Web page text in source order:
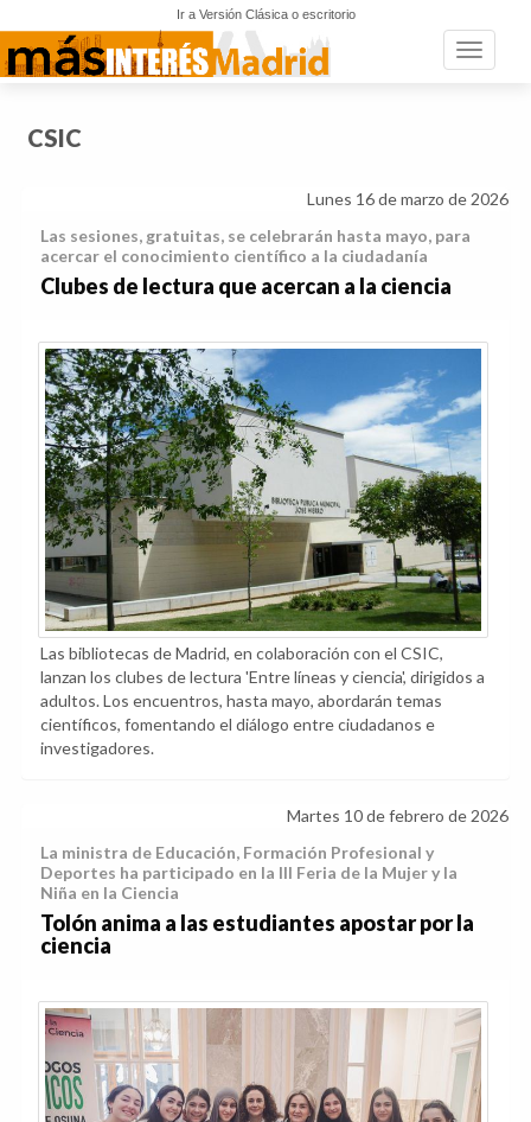
Ir a Versión Clásica o escritorio
Toggle
CSIC
Lunes 16 de marzo de 2026
Las sesiones, gratuitas, se celebrarán hasta mayo, para
acercar el conocimiento científico a la ciudadanía
Clubes de lectura que acercan a la ciencia
Las bibliotecas de Madrid, en colaboración con el CSIC,
lanzan los clubes de lectura 'Entre líneas y ciencia', dirigidos a
adultos. Los encuentros, hasta mayo, abordarán temas
científicos, fomentando el diálogo entre ciudadanos e
investigadores.
Martes 10 de febrero de 2026
La ministra de Educación, Formación Profesional y
Deportes ha participado en la III Feria de la Mujer y la
Niña en la Ciencia
Tolón anima a las estudiantes apostar por la
ciencia